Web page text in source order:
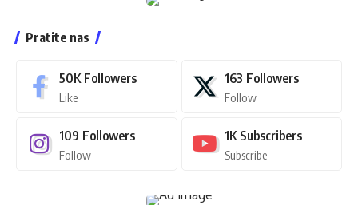
Pratite nas
50K Followers
Like
163 Followers
Follow
109 Followers
Follow
1K Subscribers
Subscribe